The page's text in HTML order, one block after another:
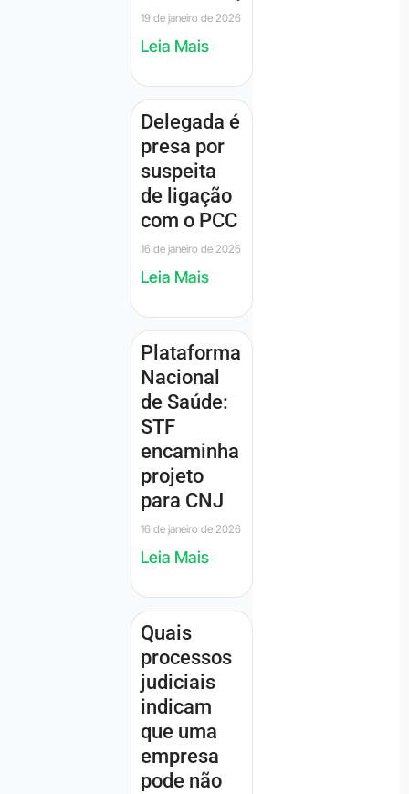
19 de janeiro de 2026
Leia Mais
Delegada é
presa por
suspeita
de ligação
com o PCC
16 de janeiro de 2026
Leia Mais
Plataforma
Nacional
de Saúde:
STF
encaminha
projeto
para CNJ
16 de janeiro de 2026
Leia Mais
Quais
processos
judiciais
indicam
que uma
empresa
pode não